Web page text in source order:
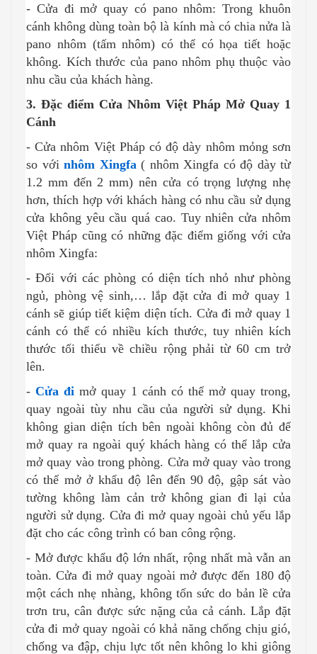
- Cửa đi mở quay có pano nhôm: Trong khuôn
cánh không dùng toàn bộ là kính mà có chia nửa là
pano nhôm (tấm nhôm) có thể có họa tiết hoặc
không. Kích thước của pano nhôm phụ thuộc vào
nhu cầu của khách hàng.
3. Đặc điểm Cửa Nhôm Việt Pháp Mở Quay 1
Cánh
- Cửa nhôm Việt Pháp có độ dày nhôm mỏng sơn
so với nhôm Xingfa ( nhôm Xingfa có độ dày từ
1.2 mm đến 2 mm) nên cửa có trọng lượng nhẹ
hơn, thích hợp với khách hàng có nhu cầu sử dụng
cửa không yêu cầu quá cao. Tuy nhiên cửa nhôm
Việt Pháp cũng có những đặc điểm giống với cửa
nhôm Xingfa:
- Đối với các phòng có diện tích nhỏ như phòng
ngủ, phòng vệ sinh,… lắp đặt cửa đi mở quay 1
cánh sẽ giúp tiết kiệm diện tích. Cửa đi mở quay 1
cánh có thể có nhiều kích thước, tuy nhiên kích
thước tối thiểu về chiều rộng phải từ 60 cm trở
lên.
- Cửa đi mở quay 1 cánh có thể mở quay trong,
quay ngoài tùy nhu cầu của người sử dụng. Khi
không gian diện tích bên ngoài không còn đủ để
mở quay ra ngoài quý khách hàng có thể lắp cửa
mở quay vào trong phòng. Cửa mở quay vào trong
có thể mở ở khẩu độ lên đến 90 độ, gập sát vào
tường không làm cản trở không gian đi lại của
người sử dụng. Cửa đi mở quay ngoài chủ yếu lắp
đặt cho các công trình có ban công rộng.
- Mở được khẩu độ lớn nhất, rộng nhất mà vẫn an
toàn. Cửa đi mở quay ngoài mở được đến 180 độ
một cách nhẹ nhàng, không tốn sức do bản lề cửa
trơn tru, cân được sức nặng của cả cánh. Lắp đặt
cửa đi mở quay ngoài có khả năng chống chịu gió,
chống va đập, chịu lực tốt nên không lo khi giông